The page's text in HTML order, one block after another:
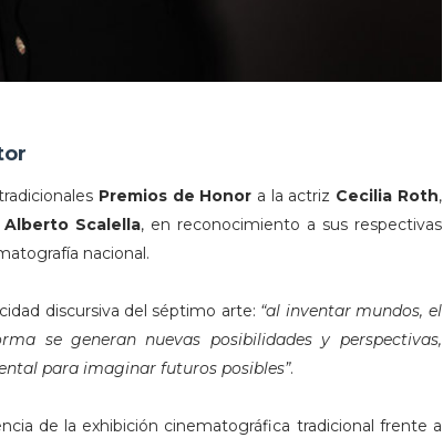
Premios de Honor a la actriz Cecilia Roth,
Alberto Scalella, en reconocimiento a sus respectivas
nacional.
discursiva del séptimo arte: “al inventar mundos, el
se generan nuevas posibilidades y perspectivas,
para imaginar futuros posibles”.
de la exhibición cinematográfica tradicional frente a